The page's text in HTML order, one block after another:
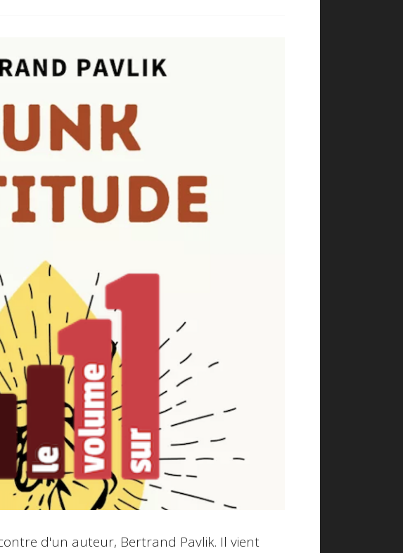
d'un auteur, Bertrand Pavlik. Il vient